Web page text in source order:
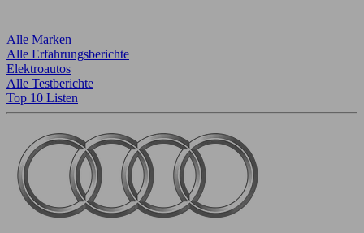
Alle Marken
Alle Erfahrungsberichte
Elektroautos
Alle Testberichte
Top 10 Listen